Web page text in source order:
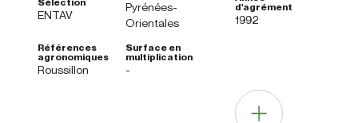
Pyrénées-
Orientales
ENTAV 1992
Roussillon -